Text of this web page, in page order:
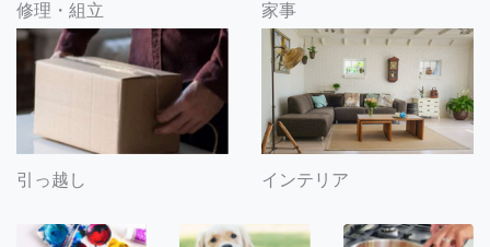
修理・組立 家事
引っ越し インテリア